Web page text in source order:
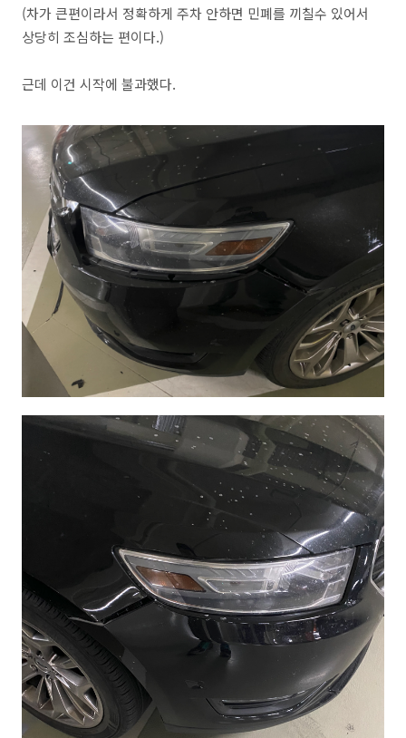
(차가 큰편이라서 정확하게 주차 안하면 민폐를 끼칠수 있어서
상당히 조심하는 편이다.)
근데 이건 시작에 불과했다.